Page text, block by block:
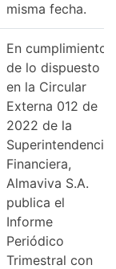
misma fecha.
En cumplimiento
de lo dispuesto
en la Circular
Externa 012 de
2022 de la
Superintendencia
Financiera,
Almaviva S.A.
publica el
Informe
Periódico
Trimestral con